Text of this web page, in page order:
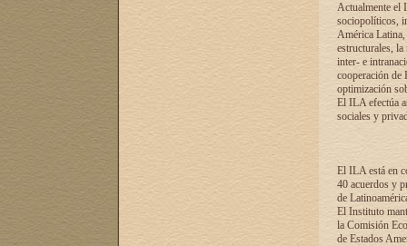
Actualmente el
sociopolíticos,
América Latina,
estructurales,
inter- e
cooperación de
optimización
El ILA efectúa
sociales y
El ILA está en
40 acuerdos y
de
El Instituto
la Comisión
de Estados